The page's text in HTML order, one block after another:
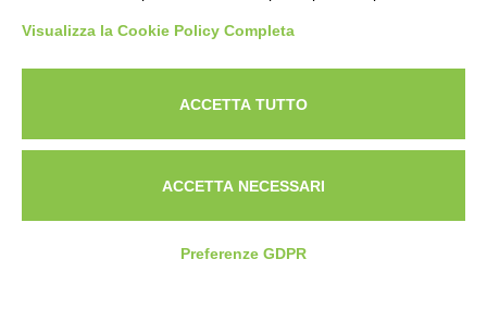
Powered byANAPRI Webmaster
Visualizza la Cookie Policy Completa
ACCETTA TUTTO
ACCETTA NECESSARI
Preferenze GDPR